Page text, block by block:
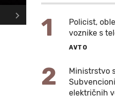
1
Policist,
voznike s
AVTO
2
Ministrstvo
električnih